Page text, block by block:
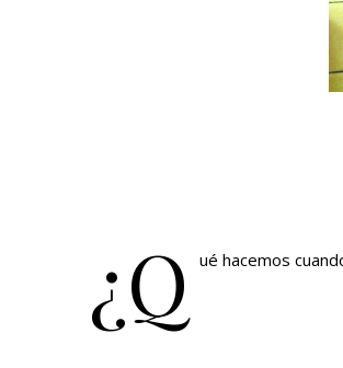
¿Q ué hacemos